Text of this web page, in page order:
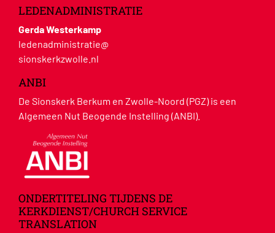
LEDENADMINISTRATIE
Gerda Westerkamp
ledenadministratie@
sionskerkzwolle.nl
ANBI
De Sionskerk Berkum en Zwolle-Noord (PGZ) is een
Algemeen Nut Beogende Instelling (ANBI).
ONDERTITELING TIJDENS DE
KERKDIENST/CHURCH SERVICE
TRANSLATION